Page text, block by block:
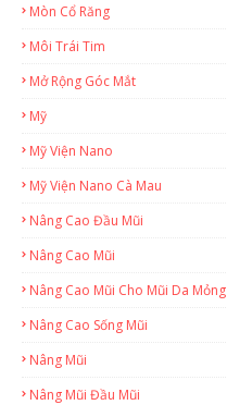
Mòn Cổ Răng
Môi Trái Tim
Mở Rộng Góc Mắt
Mỹ
Mỹ Viện Nano
Mỹ Viện Nano Cà Mau
Nâng Cao Đầu Mũi
Nâng Cao Mũi
Nâng Cao Mũi Cho Mũi Da Mỏng
Nâng Cao Sống Mũi
Nâng Mũi
Nâng Mũi Đầu Mũi